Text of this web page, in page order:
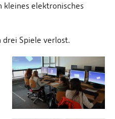
kleines elektronisches
drei Spiele verlost.